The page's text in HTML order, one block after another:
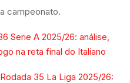
campeonato.
Serie A 2025/26: análise,
na reta final do Italiano
35 La Liga 2025/26: